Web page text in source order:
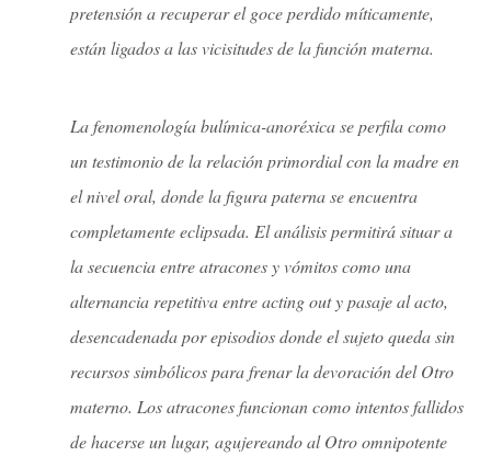
pretensión a recuperar el goce perdido míticamente,
están ligados a las vicisitudes de la función materna.
La fenomenología bulímica-anoréxica se perfila como
un testimonio de la relación primordial con la madre en
el nivel oral, donde la figura paterna se encuentra
completamente eclipsada. El análisis permitirá situar a
la secuencia entre atracones y vómitos como una
alternancia repetitiva entre acting out y pasaje al acto,
desencadenada por episodios donde el sujeto queda sin
recursos simbólicos para frenar la devoración del Otro
materno. Los atracones funcionan como intentos fallidos
de hacerse un lugar, agujereando al Otro omnipotente